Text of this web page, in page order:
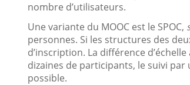
nombre d’utilisateurs.
Une variante du MOOC est le SPOC,
personnes. Si les structures des
d’inscription. La différence
dizaines de participants, le suivi par
possible.